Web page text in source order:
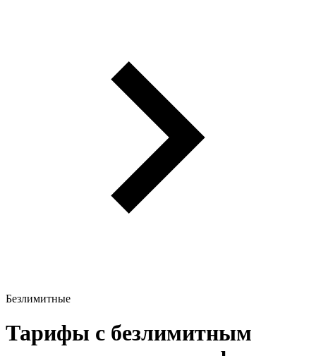
Безлимитные
Тарифы с безлимитным